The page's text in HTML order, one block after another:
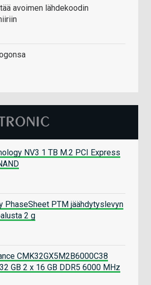
avoimen lähdekoodin
NV3 1 TB M.2 PCI Express
PhaseSheet PTM jäähdytyslevyn
2 g
CMK32GX5M2B6000C38
GB 2 x 16 GB DDR5 6000 MHz